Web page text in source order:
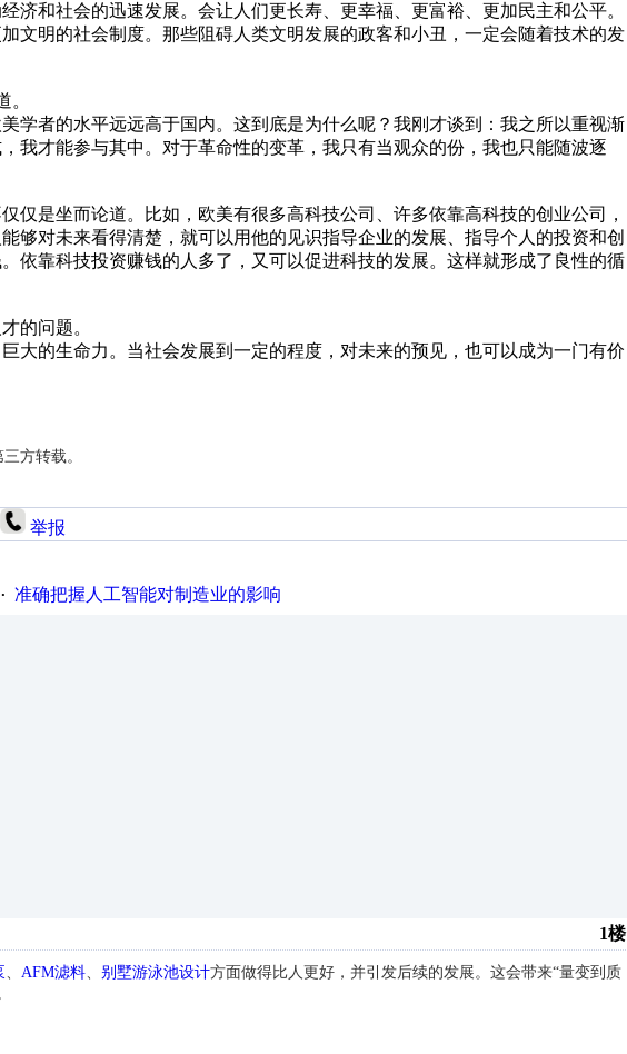
济和社会的迅速发展。会让人们更长寿、更幸福、更富裕、更加民主和公平。
文明的社会制度。那些阻碍人类文明发展的政客和小丑，一定会随着技术的发
。
学者的水平远远高于国内。这到底是为什么呢？我刚才谈到：我之所以重视渐
我才能参与其中。对于革命性的变革，我只有当观众的份，我也只能随波逐
仅是坐而论道。比如，欧美有很多高科技公司、许多依靠高科技的创业公司，
够对未来看得清楚，就可以用他的见识指导企业的发展、指导个人的投资和创
依靠科技投资赚钱的人多了，又可以促进科技的发展。这样就形成了良性的循
的问题。
大的生命力。当社会发展到一定的程度，对未来的预见，也可以成为一门有价
方转载。
举报
· 准确把握人工智能对制造业的影响
1楼
、 AFM滤料、 别墅游泳池设计方面做得比人更好，并引发后续的发展。这会带来“量变到质